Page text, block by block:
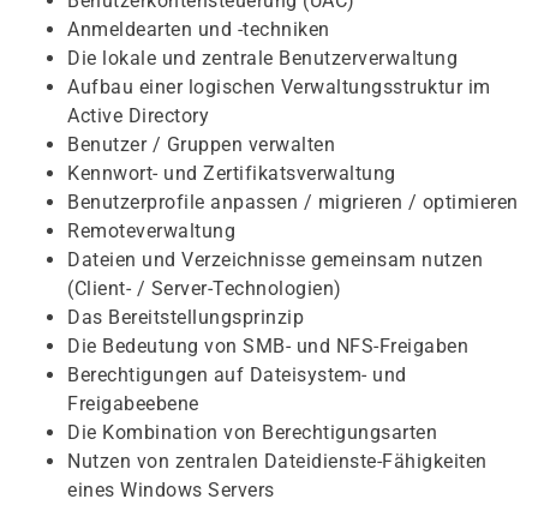
Anmeldearten und -techniken
Die lokale und zentrale Benutzerverwaltung
Aufbau einer logischen Verwaltungsstruktur im
Active Directory
Benutzer / Gruppen verwalten
Kennwort- und Zertifikatsverwaltung
Benutzerprofile anpassen / migrieren / optimieren
Remoteverwaltung
Dateien und Verzeichnisse gemeinsam nutzen
(Client- / Server-Technologien)
Das Bereitstellungsprinzip
Die Bedeutung von SMB- und NFS-Freigaben
Berechtigungen auf Dateisystem- und
Freigabeebene
Die Kombination von Berechtigungsarten
Nutzen von zentralen Dateidienste-Fähigkeiten
eines Windows Servers